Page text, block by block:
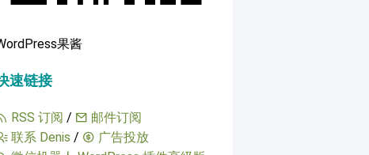
果酱
速链接
RSS 订阅 /
邮件订阅
联系 Denis /
广告投放